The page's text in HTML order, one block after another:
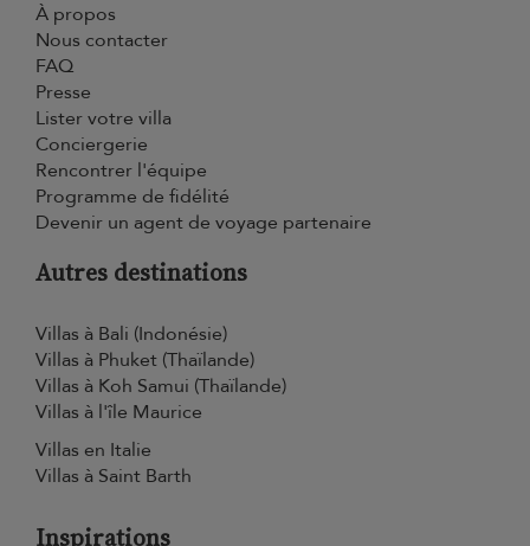
À propos
Nous contacter
FAQ
Presse
Lister votre villa
Conciergerie
Rencontrer l'équipe
Programme de fidélité
Devenir un agent de voyage partenaire
Autres destinations
Villas à Bali (Indonésie)
Villas à Phuket (Thaïlande)
Villas à Koh Samui (Thaïlande)
Villas à l'île Maurice
Villas en Italie
Villas à Saint Barth
Inspirations